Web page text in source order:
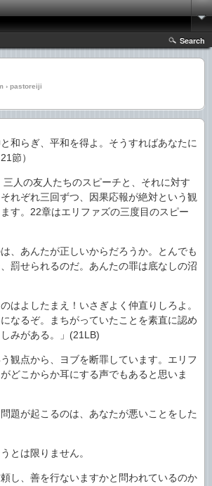
Search
› pastoreiji
と和らぎ、平和を得よ。そうすればあなたに
節）
三人の友人たちのスピーチと、それに対す
れぞれ三回ずつ、因果応報が絶対という観
す。22章はエリファズの三度目のスピー
は、あんたが正しいからだろうか。とんでも
罰せられるのだ。あんたの罪は底なしの沼
はよしたまえ！いさぎよく仲直りしろよ。
なるぞ。まちがっていたことを素直に認め
みがある。」(21LB)
観点から、ヨブを断罪しています。エリフ
どこからか耳にする声でもあると思いま
問題が起こるのは、あなたが悪いことをした
とは限りません。
し、善を行ないますかと問われているのか